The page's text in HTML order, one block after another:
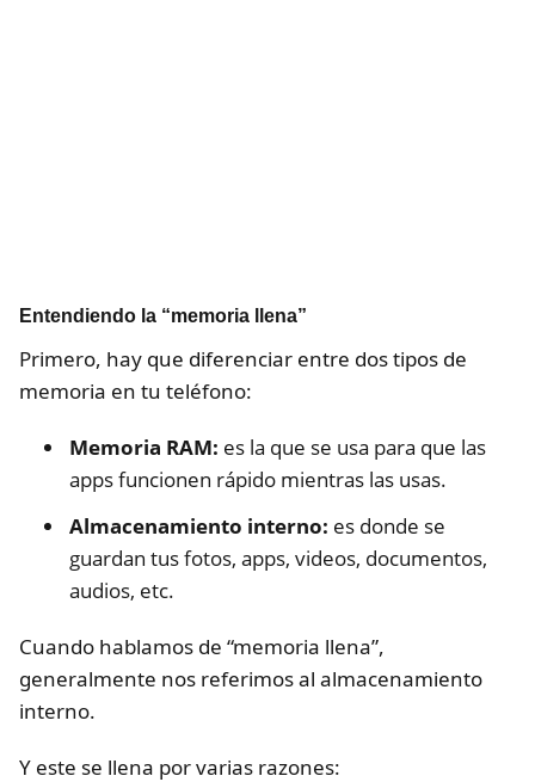
Entendiendo la “memoria llena”
Primero, hay que diferenciar entre dos tipos de
memoria en tu teléfono:
Memoria RAM: es la que se usa para que las
apps funcionen rápido mientras las usas.
Almacenamiento interno: es donde se
guardan tus fotos, apps, videos, documentos,
audios, etc.
Cuando hablamos de “memoria llena”,
generalmente nos referimos al almacenamiento
interno.
Y este se llena por varias razones: